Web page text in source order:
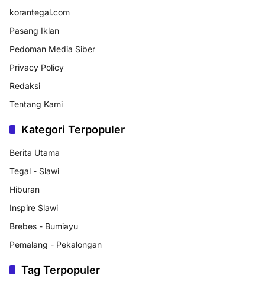
korantegal.com
Pasang Iklan
Pedoman Media Siber
Privacy Policy
Redaksi
Tentang Kami
Kategori Terpopuler
Berita Utama
Tegal - Slawi
Hiburan
Inspire Slawi
Brebes - Bumiayu
Pemalang - Pekalongan
Tag Terpopuler